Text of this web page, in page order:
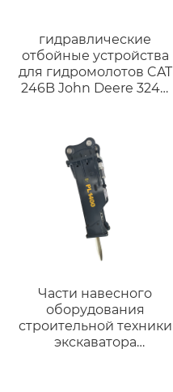
гидравлические
отбойные устройства
для гидромолотов CAT
246B John Deere 324G
Части навесного
оборудования
строительной техники
экскаватора